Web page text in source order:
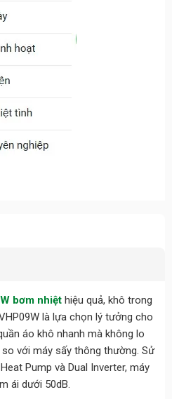
bơm nhiệt hiệu quả, khô trong
là lựa chọn lý tưởng cho
áo khô nhanh mà không lo
với máy sấy thông thường. Sử
Pump và Dual Inverter, máy
ái dưới 50dB.